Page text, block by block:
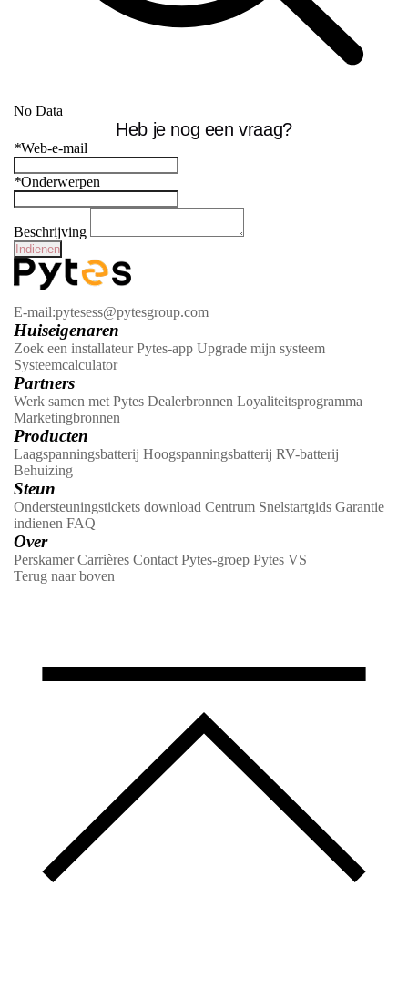
No Data
Heb je nog een vraag?
*Web-e-mail
*Onderwerpen
Beschrijving
E-mail:pytesess@pytesgroup.com
Huiseigenaren
Zoek een installateur Pytes-app Upgrade mijn systeem
Systeemcalculator
Partners
Werk samen met Pytes Dealerbronnen Loyaliteitsprogramma
Marketingbronnen
Producten
Laagspanningsbatterij Hoogspanningsbatterij RV-batterij
Behuizing
Steun
Ondersteuningstickets download Centrum Snelstartgids Garantie
indienen FAQ
Over
Perskamer Carrières Contact Pytes-groep Pytes VS
Terug naar boven